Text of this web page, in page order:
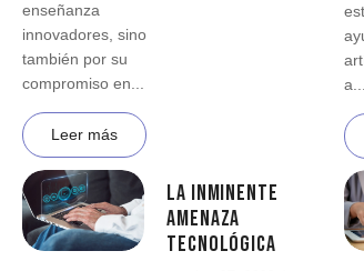
enseñanza
innovadores, sino
también por su
compromiso en...
Leer más
a...
La inminente
amenaza
tecnológica